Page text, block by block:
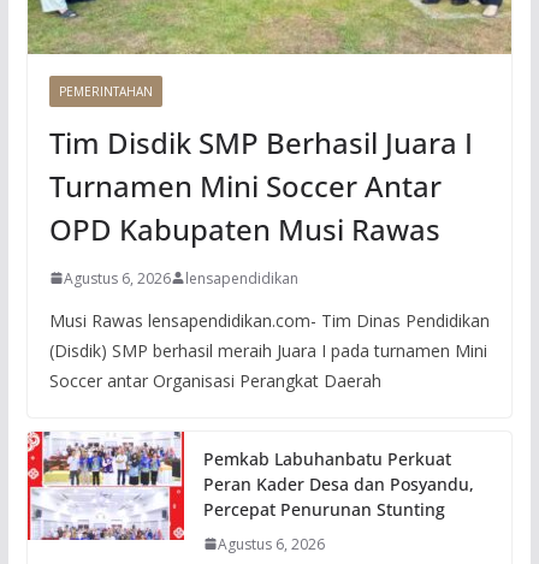
PEMERINTAHAN
Tim Disdik SMP Berhasil Juara I
Turnamen Mini Soccer Antar
OPD Kabupaten Musi Rawas
Agustus 6, 2026 lensapendidikan
Musi Rawas lensapendidikan.com- Tim Dinas Pendidikan
(Disdik) SMP berhasil meraih Juara I pada turnamen Mini
Soccer antar Organisasi Perangkat Daerah
Pemkab Labuhanbatu Perkuat
Peran Kader Desa dan Posyandu,
Percepat Penurunan Stunting
Agustus 6, 2026